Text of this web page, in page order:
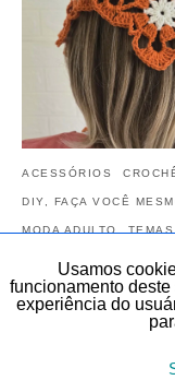
ACESSÓRIOS
DIY, FAÇA VOCÊ
MODA ADULTO
Bandana de
passo
para cabelo passo a
Usamos
funcionamento
experiência do